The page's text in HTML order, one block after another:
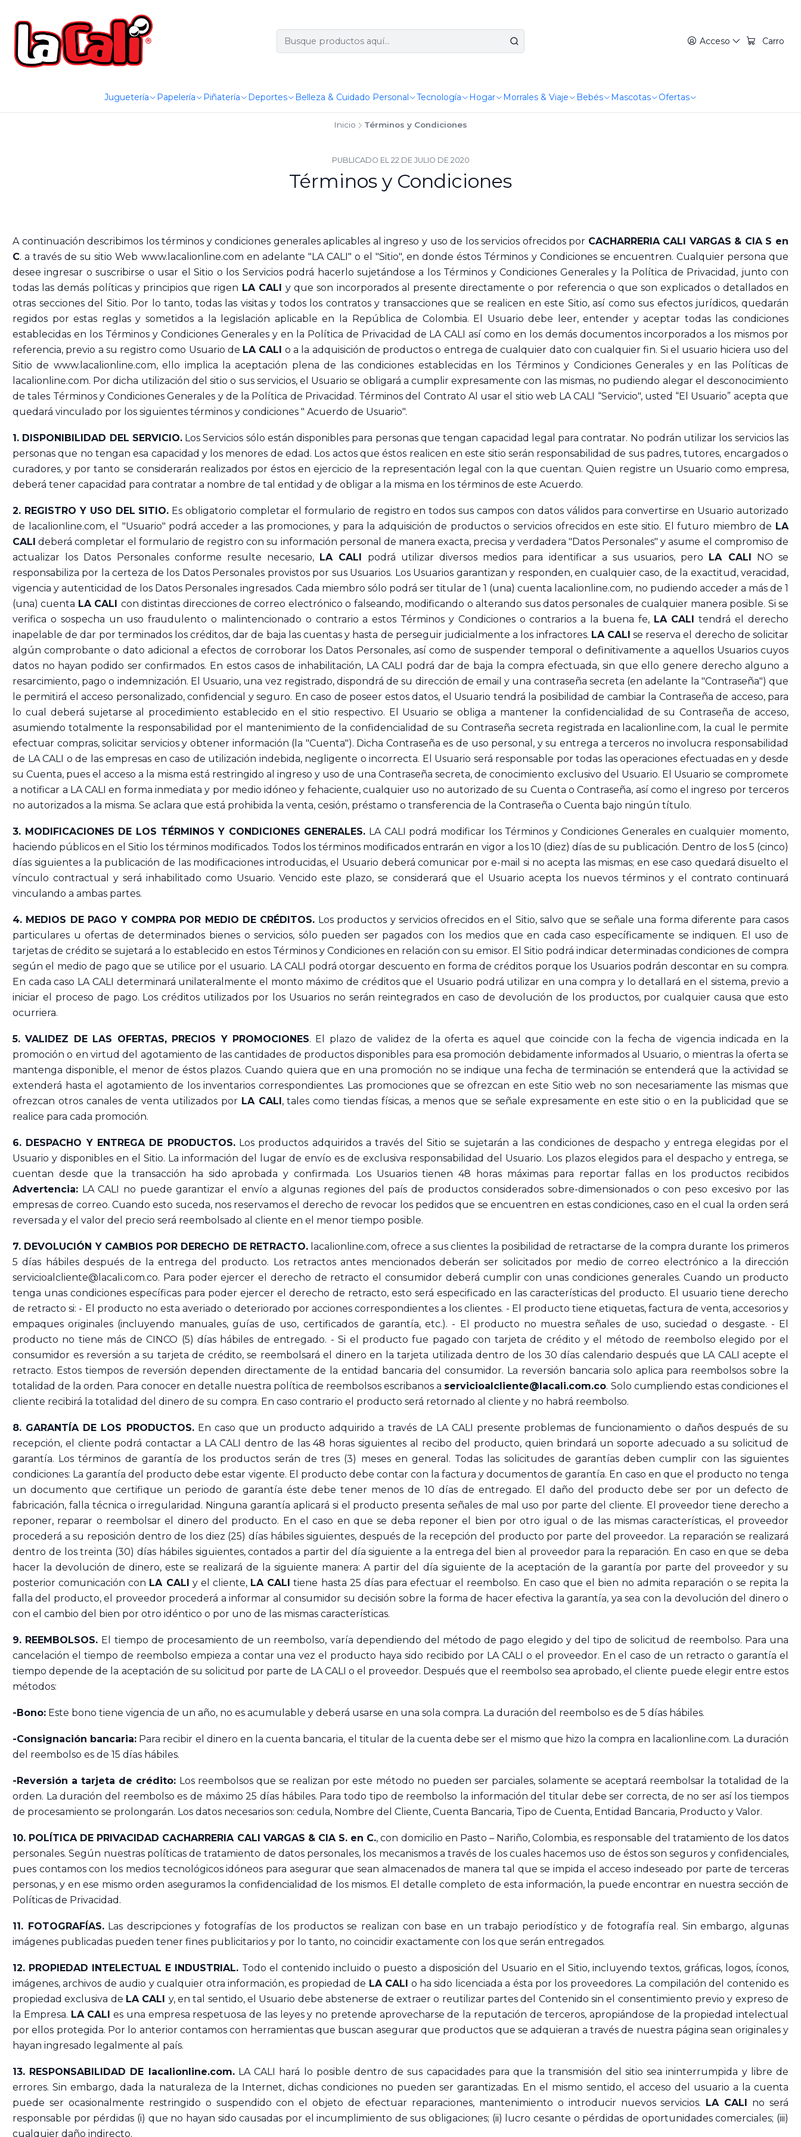
Acceso Carro
Juguetería Papelería Piñatería Deportes Belleza & Cuidado Personal Tecnología Hogar Morrales & Viaje Bebés Mascotas Ofertas
Inicio Términos y Condiciones
PUBLICADO EL 22 DE JULIO DE 2020
Términos y Condiciones
A continuación describimos los términos y condiciones generales aplicables al ingreso y uso de los servicios ofrecidos por CACHARRERIA CALI VARGAS & CIA S en
C. a través de su sitio Web www.lacalionline.com en adelante "LA CALI" o el "Sitio", en donde éstos Términos y Condiciones se encuentren. Cualquier persona que
desee ingresar o suscribirse o usar el Sitio o los Servicios podrá hacerlo sujetándose a los Términos y Condiciones Generales y la Política de Privacidad, junto con
todas las demás políticas y principios que rigen LA CALI y que son incorporados al presente directamente o por referencia o que son explicados o detallados en
otras secciones del Sitio. Por lo tanto, todas las visitas y todos los contratos y transacciones que se realicen en este Sitio, así como sus efectos jurídicos, quedarán
regidos por estas reglas y sometidos a la legislación aplicable en la República de Colombia. El Usuario debe leer, entender y aceptar todas las condiciones
establecidas en los Términos y Condiciones Generales y en la Política de Privacidad de LA CALI así como en los demás documentos incorporados a los mismos por
referencia, previo a su registro como Usuario de LA CALI o a la adquisición de productos o entrega de cualquier dato con cualquier fin. Si el usuario hiciera uso del
Sitio de www.lacalionline.com, ello implica la aceptación plena de las condiciones establecidas en los Términos y Condiciones Generales y en las Políticas de
lacalionline.com. Por dicha utilización del sitio o sus servicios, el Usuario se obligará a cumplir expresamente con las mismas, no pudiendo alegar el desconocimiento
de tales Términos y Condiciones Generales y de la Política de Privacidad. Términos del Contrato Al usar el sitio web LA CALI “Servicio", usted “El Usuario” acepta que
quedará vinculado por los siguientes términos y condiciones " Acuerdo de Usuario".
1. DISPONIBILIDAD DEL SERVICIO.Los Servicios sólo están disponibles para personas que tengan capacidad legal para contratar. No podrán utilizar los servicios las
personas que no tengan esa capacidad y los menores de edad. Los actos que éstos realicen en este sitio serán responsabilidad de sus padres, tutores, encargados o
curadores, y por tanto se considerarán realizados por éstos en ejercicio de la representación legal con la que cuentan. Quien registre un Usuario como empresa,
deberá tener capacidad para contratar a nombre de tal entidad y de obligar a la misma en los términos de este Acuerdo.
2. REGISTRO Y USO DEL SITIO. Es obligatorio completar el formulario de registro en todos sus campos con datos válidos para convertirse en Usuario autorizado
de lacalionline.com, el "Usuario" podrá acceder a las promociones, y para la adquisición de productos o servicios ofrecidos en este sitio. El futuro miembro de LA
CALI deberá completar el formulario de registro con su información personal de manera exacta, precisa y verdadera "Datos Personales" y asume el compromiso de
actualizar los Datos Personales conforme resulte necesario, LA CALI podrá utilizar diversos medios para identificar a sus usuarios, pero LA CALI NO se
responsabiliza por la certeza de los Datos Personales provistos por sus Usuarios. Los Usuarios garantizan y responden, en cualquier caso, de la exactitud, veracidad,
vigencia y autenticidad de los Datos Personales ingresados. Cada miembro sólo podrá ser titular de 1 (una) cuenta lacalionline.com, no pudiendo acceder a más de 1
(una) cuenta LA CALI con distintas direcciones de correo electrónico o falseando, modificando o alterando sus datos personales de cualquier manera posible. Si se
verifica o sospecha un uso fraudulento o malintencionado o contrario a estos Términos y Condiciones o contrarios a la buena fe, LA CALI tendrá el derecho
inapelable de dar por terminados los créditos, dar de baja las cuentas y hasta de perseguir judicialmente a los infractores. LA CALI se reserva el derecho de solicitar
algún comprobante o dato adicional a efectos de corroborar los Datos Personales, así como de suspender temporal o definitivamente a aquellos Usuarios cuyos
datos no hayan podido ser confirmados. En estos casos de inhabilitación, LA CALI podrá dar de baja la compra efectuada, sin que ello genere derecho alguno a
resarcimiento, pago o indemnización. El Usuario, una vez registrado, dispondrá de su dirección de email y una contraseña secreta (en adelante la "Contraseña") que
le permitirá el acceso personalizado, confidencial y seguro. En caso de poseer estos datos, el Usuario tendrá la posibilidad de cambiar la Contraseña de acceso, para
lo cual deberá sujetarse al procedimiento establecido en el sitio respectivo. El Usuario se obliga a mantener la confidencialidad de su Contraseña de acceso,
asumiendo totalmente la responsabilidad por el mantenimiento de la confidencialidad de su Contraseña secreta registrada en lacalionline.com, la cual le permite
efectuar compras, solicitar servicios y obtener información (la "Cuenta"). Dicha Contraseña es de uso personal, y su entrega a terceros no involucra responsabilidad
de LA CALI o de las empresas en caso de utilización indebida, negligente o incorrecta. El Usuario será responsable por todas las operaciones efectuadas en y desde
su Cuenta, pues el acceso a la misma está restringido al ingreso y uso de una Contraseña secreta, de conocimiento exclusivo del Usuario. El Usuario se compromete
a notificar a LA CALI en forma inmediata y por medio idóneo y fehaciente, cualquier uso no autorizado de su Cuenta o Contraseña, así como el ingreso por terceros
no autorizados a la misma. Se aclara que está prohibida la venta, cesión, préstamo o transferencia de la Contraseña o Cuenta bajo ningún título.
3. MODIFICACIONES DE LOS TÉRMINOS Y CONDICIONES GENERALES. LA CALI podrá modificar los Términos y Condiciones Generales en cualquier momento,
haciendo públicos en el Sitio los términos modificados. Todos los términos modificados entrarán en vigor a los 10 (diez) días de su publicación. Dentro de los 5 (cinco)
días siguientes a la publicación de las modificaciones introducidas, el Usuario deberá comunicar por e-mail si no acepta las mismas; en ese caso quedará disuelto el
vínculo contractual y será inhabilitado como Usuario. Vencido este plazo, se considerará que el Usuario acepta los nuevos términos y el contrato continuará
vinculando a ambas partes.
4. MEDIOS DE PAGO Y COMPRA POR MEDIO DE CRÉDITOS. Los productos y servicios ofrecidos en el Sitio, salvo que se señale una forma diferente para casos
particulares u ofertas de determinados bienes o servicios, sólo pueden ser pagados con los medios que en cada caso específicamente se indiquen. El uso de
tarjetas de crédito se sujetará a lo establecido en estos Términos y Condiciones en relación con su emisor. El Sitio podrá indicar determinadas condiciones de compra
según el medio de pago que se utilice por el usuario. LA CALI podrá otorgar descuento en forma de créditos porque los Usuarios podrán descontar en su compra.
En cada caso LA CALI determinará unilateralmente el monto máximo de créditos que el Usuario podrá utilizar en una compra y lo detallará en el sistema, previo a
iniciar el proceso de pago. Los créditos utilizados por los Usuarios no serán reintegrados en caso de devolución de los productos, por cualquier causa que esto
ocurriera.
5. VALIDEZ DE LAS OFERTAS, PRECIOS Y PROMOCIONES. El plazo de validez de la oferta es aquel que coincide con la fecha de vigencia indicada en la
promoción o en virtud del agotamiento de las cantidades de productos disponibles para esa promoción debidamente informados al Usuario, o mientras la oferta se
mantenga disponible, el menor de éstos plazos. Cuando quiera que en una promoción no se indique una fecha de terminación se entenderá que la actividad se
extenderá hasta el agotamiento de los inventarios correspondientes. Las promociones que se ofrezcan en este Sitio web no son necesariamente las mismas que
ofrezcan otros canales de venta utilizados por LA CALI, tales como tiendas físicas, a menos que se señale expresamente en este sitio o en la publicidad que se
realice para cada promoción.
6. DESPACHO Y ENTREGA DE PRODUCTOS.Los productos adquiridos a través del Sitio se sujetarán a las condiciones de despacho y entrega elegidas por el
Usuario y disponibles en el Sitio. La información del lugar de envío es de exclusiva responsabilidad del Usuario. Los plazos elegidos para el despacho y entrega, se
cuentan desde que la transacción ha sido aprobada y confirmada. Los Usuarios tienen 48 horas máximas para reportar fallas en los productos recibidos
Advertencia: LA CALI no puede garantizar el envío a algunas regiones del país de productos considerados sobre-dimensionados o con peso excesivo por las
empresas de correo. Cuando esto suceda, nos reservamos el derecho de revocar los pedidos que se encuentren en estas condiciones, caso en el cual la orden será
reversada y el valor del precio será reembolsado al cliente en el menor tiempo posible.
7. DEVOLUCIÓN Y CAMBIOS POR DERECHO DE RETRACTO.lacalionline.com, ofrece a sus clientes la posibilidad de retractarse de la compra durante los primeros
5 días hábiles después de la entrega del producto. Los retractos antes mencionados deberán ser solicitados por medio de correo electrónico a la dirección
servicioalcliente@lacali.com.co. Para poder ejercer el derecho de retracto el consumidor deberá cumplir con unas condiciones generales. Cuando un producto
tenga unas condiciones específicas para poder ejercer el derecho de retracto, esto será especificado en las características del producto. El usuario tiene derecho
de retracto si: - El producto no esta averiado o deteriorado por acciones correspondientes a los clientes. - El producto tiene etiquetas, factura de venta, accesorios y
empaques originales (incluyendo manuales, guías de uso, certificados de garantía, etc.). - El producto no muestra señales de uso, suciedad o desgaste. - El
producto no tiene más de CINCO (5) días hábiles de entregado. - Si el producto fue pagado con tarjeta de crédito y el método de reembolso elegido por el
consumidor es reversión a su tarjeta de crédito, se reembolsará el dinero en la tarjeta utilizada dentro de los 30 días calendario después que LA CALI acepte el
retracto. Estos tiempos de reversión dependen directamente de la entidad bancaria del consumidor. La reversión bancaria solo aplica para reembolsos sobre la
totalidad de la orden. Para conocer en detalle nuestra política de reembolsos escribanos a servicioalcliente@lacali.com.co. Solo cumpliendo estas condiciones el
cliente recibirá la totalidad del dinero de su compra. En caso contrario el producto será retornado al cliente y no habrá reembolso.
8. GARANTÍA DE LOS PRODUCTOS.En caso que un producto adquirido a través de LA CALI presente problemas de funcionamiento o daños después de su
recepción, el cliente podrá contactar a LA CALI dentro de las 48 horas siguientes al recibo del producto, quien brindará un soporte adecuado a su solicitud de
garantía. Los términos de garantía de los productos serán de tres (3) meses en general. Todas las solicitudes de garantías deben cumplir con las siguientes
condiciones: La garantía del producto debe estar vigente. El producto debe contar con la factura y documentos de garantía. En caso en que el producto no tenga
un documento que certifique un periodo de garantía éste debe tener menos de 10 días de entregado. El daño del producto debe ser por un defecto de
fabricación, falla técnica o irregularidad. Ninguna garantía aplicará si el producto presenta señales de mal uso por parte del cliente. El proveedor tiene derecho a
reponer, reparar o reembolsar el dinero del producto. En el caso en que se deba reponer el bien por otro igual o de las mismas características, el proveedor
procederá a su reposición dentro de los diez (25) días hábiles siguientes, después de la recepción del producto por parte del proveedor. La reparación se realizará
dentro de los treinta (30) días hábiles siguientes, contados a partir del día siguiente a la entrega del bien al proveedor para la reparación. En caso en que se deba
hacer la devolución de dinero, este se realizará de la siguiente manera: A partir del día siguiente de la aceptación de la garantía por parte del proveedor y su
posterior comunicación con LA CALI y el cliente, LA CALI tiene hasta 25 días para efectuar el reembolso. En caso que el bien no admita reparación o se repita la
falla del producto, el proveedor procederá a informar al consumidor su decisión sobre la forma de hacer efectiva la garantía, ya sea con la devolución del dinero o
con el cambio del bien por otro idéntico o por uno de las mismas características.
9. REEMBOLSOS. El tiempo de procesamiento de un reembolso, varía dependiendo del método de pago elegido y del tipo de solicitud de reembolso. Para una
cancelación el tiempo de reembolso empieza a contar una vez el producto haya sido recibido por LA CALI o el proveedor. En el caso de un retracto o garantía el
tiempo depende de la aceptación de su solicitud por parte de LA CALI o el proveedor. Después que el reembolso sea aprobado, el cliente puede elegir entre estos
métodos:
-Bono: Este bono tiene vigencia de un año, no es acumulable y deberá usarse en una sola compra. La duración del reembolso es de 5 días hábiles.
-Consignación bancaria: Para recibir el dinero en la cuenta bancaria, el titular de la cuenta debe ser el mismo que hizo la compra en lacalionline.com. La duración
del reembolso es de 15 días hábiles.
-Reversión a tarjeta de crédito: Los reembolsos que se realizan por este método no pueden ser parciales, solamente se aceptará reembolsar la totalidad de la
orden. La duración del reembolso es de máximo 25 días hábiles. Para todo tipo de reembolso la información del titular debe ser correcta, de no ser así los tiempos
de procesamiento se prolongarán. Los datos necesarios son: cedula, Nombre del Cliente, Cuenta Bancaria, Tipo de Cuenta, Entidad Bancaria, Producto y Valor.
10. POLÍTICA DE PRIVACIDAD CACHARRERIA CALI VARGAS & CIA S. en C., con domicilio en Pasto – Nariño, Colombia, es responsable del tratamiento de los datos
personales. Según nuestras políticas de tratamiento de datos personales, los mecanismos a través de los cuales hacemos uso de éstos son seguros y confidenciales,
pues contamos con los medios tecnológicos idóneos para asegurar que sean almacenados de manera tal que se impida el acceso indeseado por parte de terceras
personas, y en ese mismo orden aseguramos la confidencialidad de los mismos. El detalle completo de esta información, la puede encontrar en nuestra sección de
Políticas de Privacidad.
11. FOTOGRAFÍAS.Las descripciones y fotografías de los productos se realizan con base en un trabajo periodístico y de fotografía real. Sin embargo, algunas
imágenes publicadas pueden tener fines publicitarios y por lo tanto, no coincidir exactamente con los que serán entregados.
12. PROPIEDAD INTELECTUAL E INDUSTRIAL. Todo el contenido incluido o puesto a disposición del Usuario en el Sitio, incluyendo textos, gráficas, logos, íconos,
imágenes, archivos de audio y cualquier otra información, es propiedad de LA CALI o ha sido licenciada a ésta por los proveedores. La compilación del contenido es
propiedad exclusiva de LA CALI y, en tal sentido, el Usuario debe abstenerse de extraer o reutilizar partes del Contenido sin el consentimiento previo y expreso de
la Empresa. LA CALI es una empresa respetuosa de las leyes y no pretende aprovecharse de la reputación de terceros, apropiándose de la propiedad intelectual
por ellos protegida. Por lo anterior contamos con herramientas que buscan asegurar que productos que se adquieran a través de nuestra página sean originales y
hayan ingresado legalmente al país.
13. RESPONSABILIDAD DE lacalionline.com.LA CALI hará lo posible dentro de sus capacidades para que la transmisión del sitio sea ininterrumpida y libre de
errores. Sin embargo, dada la naturaleza de la Internet, dichas condiciones no pueden ser garantizadas. En el mismo sentido, el acceso del usuario a la cuenta
puede ser ocasionalmente restringido o suspendido con el objeto de efectuar reparaciones, mantenimiento o introducir nuevos servicios. LA CALI no será
responsable por pérdidas (i) que no hayan sido causadas por el incumplimiento de sus obligaciones; (ii) lucro cesante o pérdidas de oportunidades comerciales; (iii)
cualquier daño indirecto.